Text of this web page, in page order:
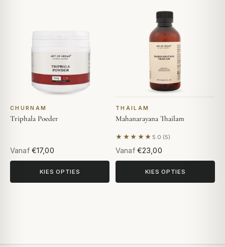
CHURNAM
Triphala Poeder
Vanaf €17,00
KIES OPTIES
THAILAM
Mahanarayana Thailam
★★★★★ 5.0 (5)
Gebaseerd op 5
Vanaf €23,00
KIES OPTIES